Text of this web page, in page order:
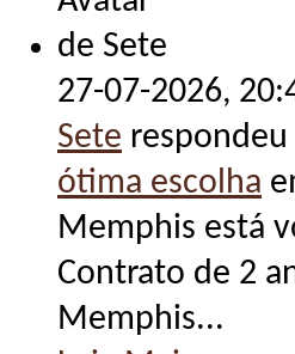
27-07-2026,
Sete
ótima escolha
Memphis está
Contrato de 2
Memphis...